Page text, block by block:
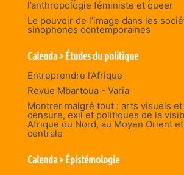
l’anthropologie féministe et queer
Le pouvoir de l’image dans les
sinophones contemporaines
Calenda > Études du politique
Entreprendre l’Afrique
Revue Mbartoua - Varia
Montrer malgré tout : arts visuels et
censure, exil et politiques de la
Afrique du Nord, au Moyen Orient
centrale
Calenda > Épistémologie